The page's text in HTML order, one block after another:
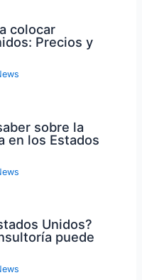
colocar
Precios y
sobre la
en los Estados
Unidos?
puede